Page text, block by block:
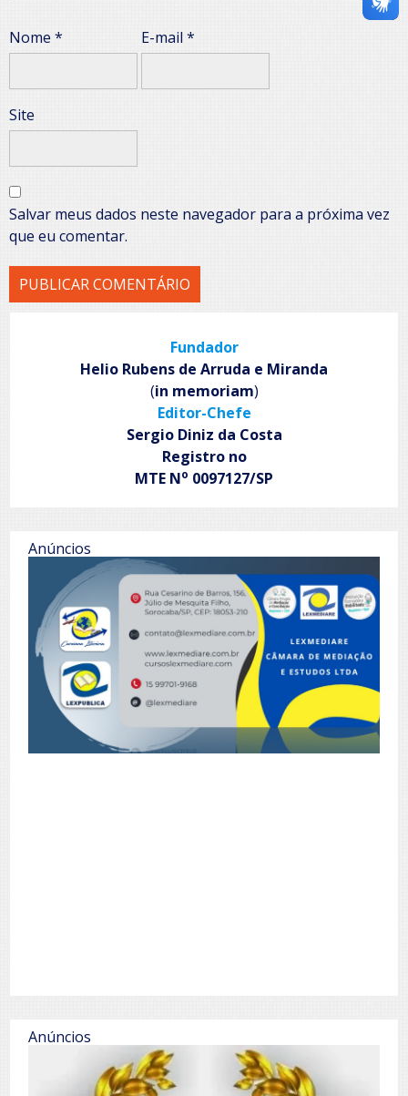
Nome * E-mail*
Site
Salvar meus dados neste navegador para a próxima vez
que eu comentar.
Fundador
Helio Rubens de Arruda e Miranda
(in memoriam)
Editor-Chefe
Sergio Diniz da Costa
Registro no
MTE No 0097127/SP
Anúncios
Anúncios